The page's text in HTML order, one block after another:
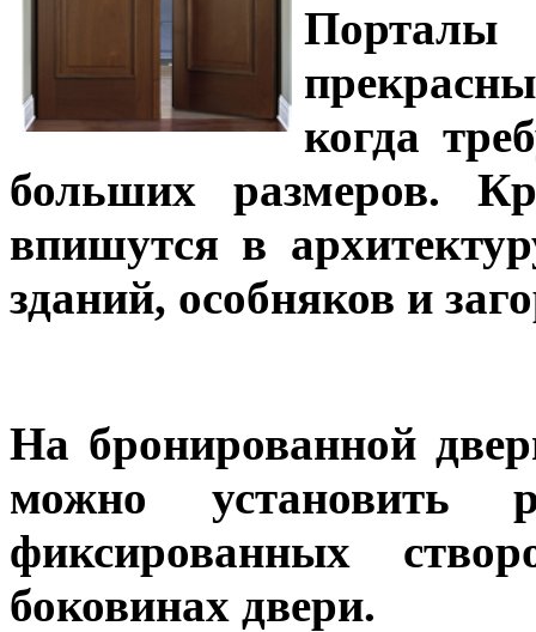
когда
больших размеров.
впишутся в
зданий, особняков и
На бронированной
можно установить
фиксированных
боковинах двери.